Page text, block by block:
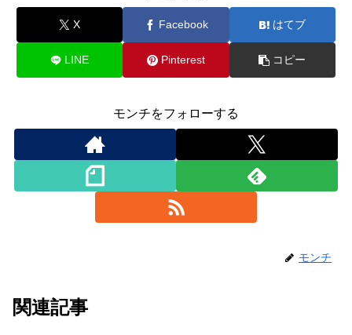
X Facebook はてブ
LINE Pinterest コピー
モンチをフォローする
モンチ
関連記事